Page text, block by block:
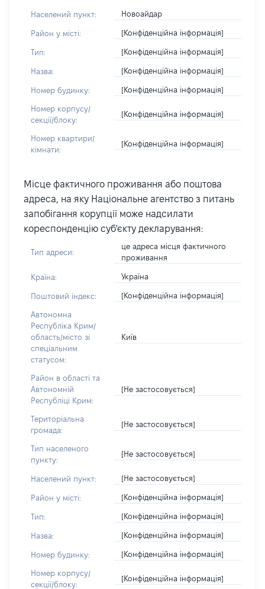
Населений пункт: Новоайдар
Район у місті: [Конфіденційна інформація]
Тип: [Конфіденційна інформація]
Назва: [Конфіденційна інформація]
Номер будинку: [Конфіденційна інформація]
Номер корпусу/
секції/блоку:
[Конфіденційна інформація]
Номер квартири/
кімнати:
[Конфіденційна інформація]
Місце фактичного проживання або поштова
адреса, на яку Національне агентство з питань
запобігання корупції може надсилати
кореспонденцію суб'єкту декларування:
Тип адреси:
це адреса місця фактичного
проживання
Країна: Україна
Поштовий індекс: [Конфіденційна інформація]
Автономна
Республіка Крим/
область/місто зі
спеціальним
статусом:
Київ
Район в області та
Автономній
Республіці Крим:
[Не застосовується]
Територіальна
громада:
[Не застосовується]
Тип населеного
пункту:
[Не застосовується]
Населений пункт: [Не застосовується]
Район у місті: [Конфіденційна інформація]
Тип: [Конфіденційна інформація]
Назва: [Конфіденційна інформація]
Номер будинку: [Конфіденційна інформація]
Номер корпусу/
секції/блоку:
[Конфіденційна інформація]